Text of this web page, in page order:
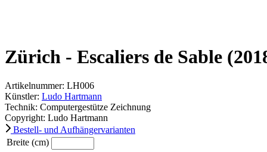
Zürich - Escaliers de Sable
Artikelnummer: LH006
Künstler: Ludo Hartmann
Technik: Computergestütze Zeichnung
Copyright: Ludo Hartmann
Bestell- und Aufhängervarianten
Breite (cm)